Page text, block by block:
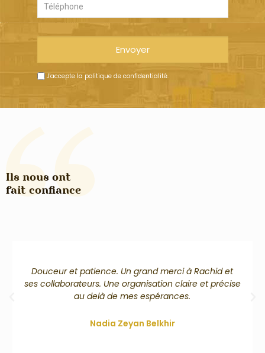
J'accepte la politique de confidentialité.
Ils nous ont
fait confiance
Pompes funèbres réactive, à l'écoute et
professionnel. Ils ont su répondre à toutes nos
interrogations et également nous conseiller. Merci
de ce que vous avez fait pour notre famille.
Adja Diaby